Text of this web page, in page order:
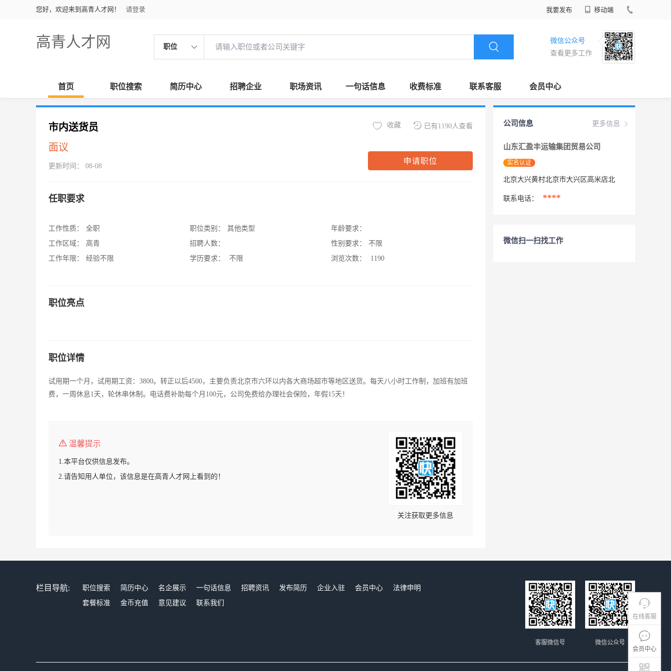
您好，欢迎来到高青人才网！ 请登录 我要发布 移动端
高青人才网 职位
微信公众号
查看更多工作
首页 职位搜索 简历中心 招聘企业 职场资讯 一句话信息 收费标准 联系客服 会员中心
在线客服
会员中心
市内送货员
面议
更新时间： 08-08
已有1190人查看
收藏
申请职位
任职要求
工作性质：
全职
工作区域：
高青
工作年限：
经验不限
职位类别：
其他类型
招聘人数：
学历要求：
不限
年龄要求：
性别要求：
不限
浏览次数：
1190
职位亮点
职位详情
试用期一个月，试用期工资：3800。转正以后4500，主要负责北京市六环以内各大商场超市等地区送货。每天八小时工作制，加班有加班
费，一周休息1天，轮休串休制。电话费补助每个月100元，公司免费给办理社会保险，年假15天！
温馨提示
1.本平台仅供信息发布。
2.请告知用人单位，该信息是在高青人才网上看到的！
关注获取更多信息
更多信息
公司信息
山东汇盈丰运输集团贸易公司
实名认证
北京大兴黄村北京市大兴区高米店北
联系电话： ****
微信扫一扫找工作
栏目导航: 职位搜索 简历中心 名企展示 一句话信息 招聘资讯 发布简历 企业入驻 会员中心
法律申明
套餐标准
金币充值 意见建议 联系我们
微信公众号
客服微信号